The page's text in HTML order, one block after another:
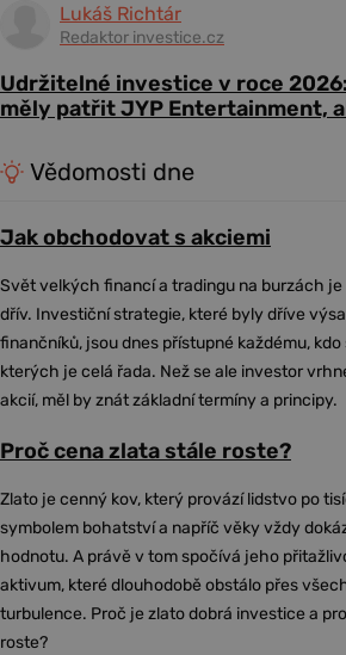
Lukáš Richtár
Redaktor investice.cz
Udržitelné investice v roce
měly patřit JYP Entertainment,
Vědomosti dne
Jak obchodovat s akciemi
Svět velkých financí a tradingu na burzách
dřív. Investiční strategie, které byly dříve
finančníků, jsou dnes přístupné každému,
kterých je celá řada. Než se ale investor
akcií, měl by znát základní termíny a principy.
Proč cena zlata stále roste?
Zlato je cenný kov, který provází lidstvo po
symbolem bohatství a napříč věky vždy
hodnotu. A právě v tom spočívá jeho
aktivum, které dlouhodobě obstálo přes
turbulence. Proč je zlato dobrá investice a
roste?